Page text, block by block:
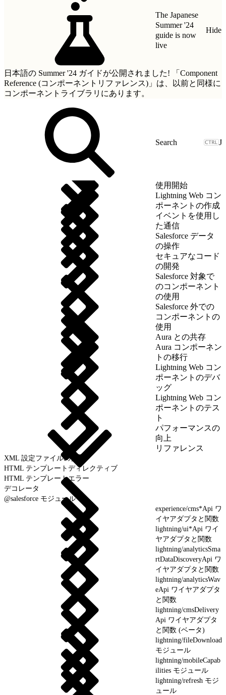
The Japanese
Summer '24
guide is now
live
Hide
日本語の Summer '24 ガイドが公開されました!
「Component
Reference (コンポーネントリファレンス)」 は、以前と同様に
コンポーネントライブラリにあります。
J
使用開始
Lightning Web コン
ポーネントの作成
イベントを使用し
た通信
Salesforce データ
の操作
セキュアなコード
の開発
Salesforce 対象で
のコンポーネント
の使用
Salesforce 外での
コンポーネントの
使用
Aura との共存
Aura コンポーネン
トの移行
Lightning Web コン
ポーネントのデバ
ッグ
Lightning Web コン
ポーネントのテス
ト
パフォーマンスの
向上
リファレンス
XML 設定ファイルの要素
HTML テンプレートディレクティブ
HTML テンプレートエラー
デコレータ
@salesforce モジュール
experience/cms*Api ワ
イヤアダプタと関数
lightning/ui*Api ワイ
ヤアダプタと関数
lightning/analyticsSma
rtDataDiscoveryApi ワ
イヤアダプタと関数
lightning/analyticsWav
eApi ワイヤアダプタ
と関数
lightning/cmsDelivery
Api ワイヤアダプタ
と関数 (ベータ)
lightning/fileDownload
モジュール
lightning/mobileCapab
ilities モジュール
lightning/refresh モジ
ュール